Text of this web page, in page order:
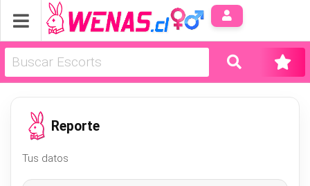
Reporte
Tus datos